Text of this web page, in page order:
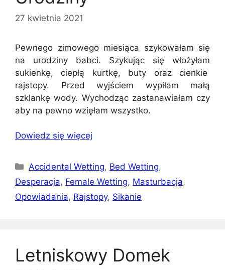
27 kwietnia 2021
Pewnego zimowego miesiąca szykowałam się
na urodziny babci. Szykując się włożyłam
sukienkę, ciepłą kurtkę, buty oraz cienkie
rajstopy. Przed wyjściem wypiłam małą
szklankę wody. Wychodząc zastanawiałam czy
aby na pewno wzięłam wszystko.
Dowiedz się więcej
Kategorie
Accidental Wetting, Bed Wetting,
Desperacja, Female Wetting, Masturbacja,
Opowiadania, Rajstopy, Sikanie
Letniskowy Domek